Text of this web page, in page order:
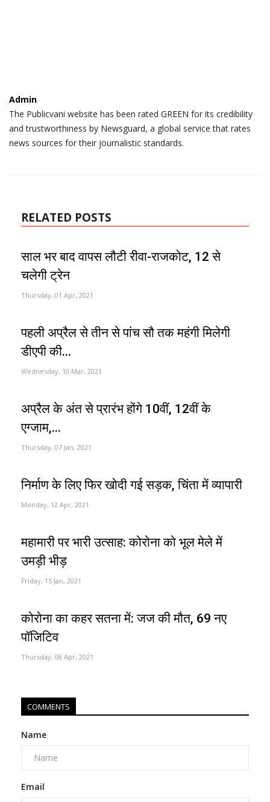
Admin
The Publicvani website has been rated GREEN for its credibility
and trustworthiness by Newsguard, a global service that rates
news sources for their journalistic standards.
RELATED POSTS
साल भर बाद वापस लौटी रीवा-राजकोट, 12 से
चलेगी ट्रेन
Thursday, 01 Apr, 2021
पहली अप्रैल से तीन से पांच सौ तक महंगी मिलेगी
डीएपी की...
Wednesday, 10 Mar, 2021
अप्रैल के अंत से प्रारंभ होंगे 10वीं, 12वीं के
एग्जाम,...
Thursday, 07 Jan, 2021
निर्माण के लिए फिर खोदी गई सड़क, चिंता में व्यापारी
Monday, 12 Apr, 2021
महामारी पर भारी उत्साह: कोरोना को भूल मेले में
उमड़ी भीड़
Friday, 15 Jan, 2021
कोरोना का कहर सतना में: जज की मौत, 69 नए
पॉजिटिव
Thursday, 08 Apr, 2021
COMMENTS
Name
Email